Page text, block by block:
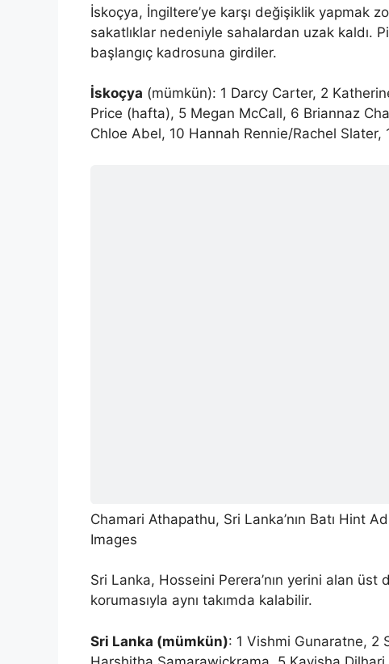
İskoçya, İngiltere’ye karşı değişiklik yapmak
sakatlıklar nedeniyle sahalardan uzak kaldı.
başlangıç ​​kadrosuna girdiler.
İskoçya (mümkün): 1 Darcy Carter, 2
Price (hafta), 5 Megan McCall, 6 Briannaz
Chloe Abel, 10 Hannah Rennie/Rachel Slater,
Chamari Athapathu, Sri Lanka’nın Batı Hint
Images
Sri Lanka, Hosseini Perera’nın yerini alan üst
korumasıyla aynı takımda kalabilir.
Sri Lanka (mümkün): 1 Vishmi Gunaratne, 2